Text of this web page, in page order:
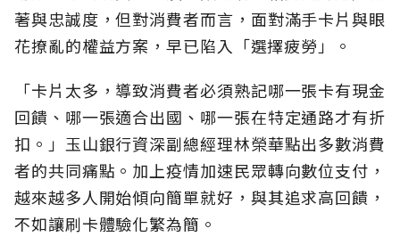
著與忠誠度，但對消費者而言，面對滿手卡片與眼
花撩亂的權益方案，早已陷入「選擇疲勞」。
「卡片太多，導致消費者必須熟記哪一張卡有現金
回饋、哪一張適合出國、哪一張在特定通路才有折
扣。」玉山銀行資深副總經理林榮華點出多數消費
者的共同痛點。加上疫情加速民眾轉向數位支付，
越來越多人開始傾向簡單就好，與其追求高回饋，
不如讓刷卡體驗化繁為簡。